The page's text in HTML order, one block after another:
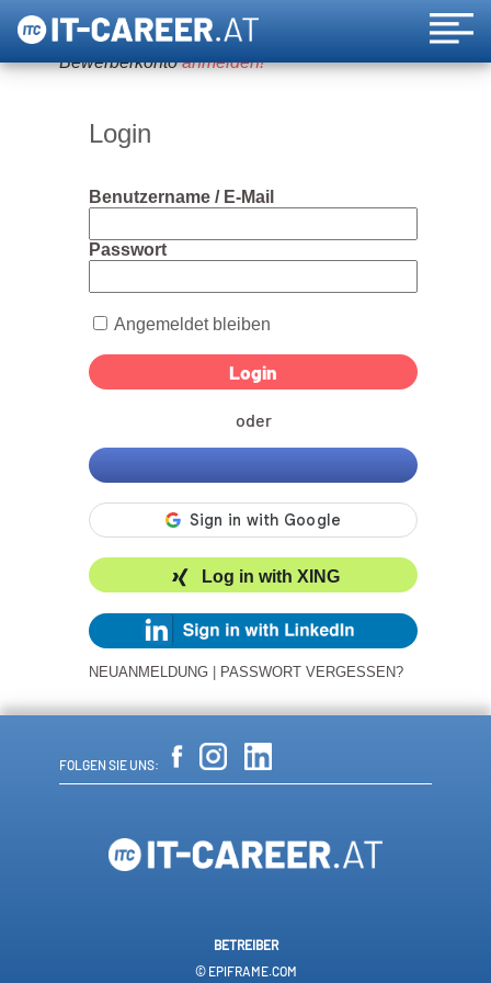
Um diese Funktion nutzen zu können, bitte ein
Bewerberkontoanmelden!
Login
Benutzername / E-Mail
Passwort
Angemeldet bleiben
oder
Log in with XING
NEUANMELDUNG PASSWORT VERGESSEN?
FOLGEN SIE UNS:
BETREIBER
© EPIFRAME.COM